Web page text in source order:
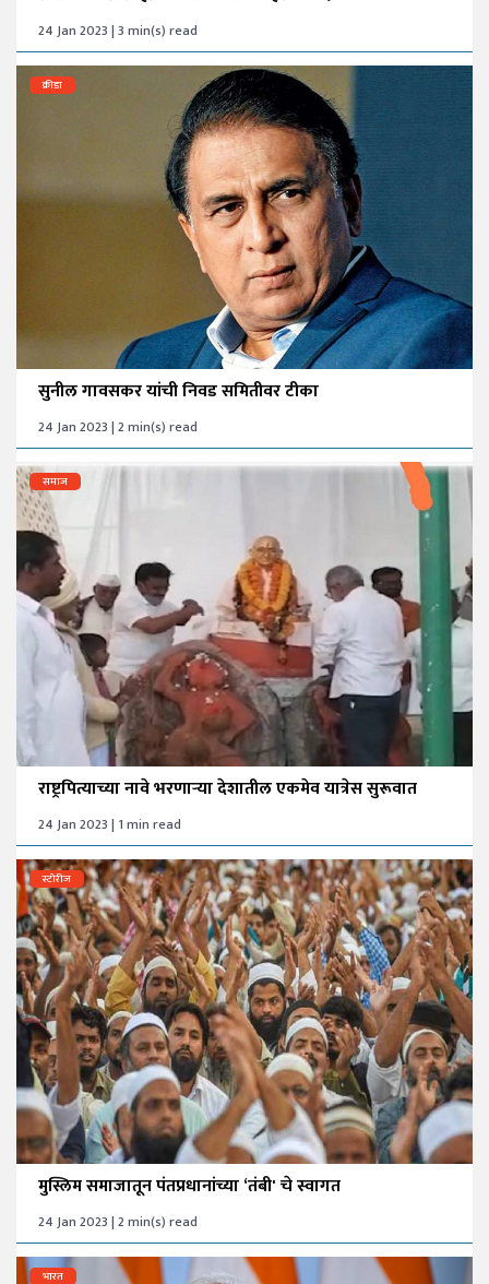
24 Jan 2023 | 3 min(s) read
क्रीडा
सुनील गावसकर यांची निवड समितीवर टीका
24 Jan 2023 | 2 min(s) read
समाज
राष्ट्रपित्याच्या नावे भरणाऱ्या देशातील एकमेव यात्रेस सुरूवात
24 Jan 2023 | 1 min read
स्टोरीज
मुस्लिम समाजातून पंतप्रधानांच्या ‘तंबी' चे स्वागत
24 Jan 2023 | 2 min(s) read
भारत